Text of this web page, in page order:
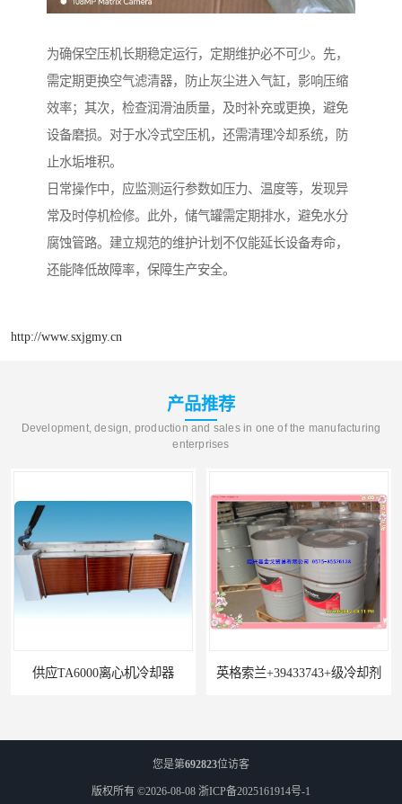
为确保空压机长期稳定运行，定期维护必不可少。先，
需定期更换空气滤清器，防止灰尘进入气缸，影响压缩
效率；其次，检查润滑油质量，及时补充或更换，避免
设备磨损。对于水冷式空压机，还需清理冷却系统，防
止水垢堆积。
日常操作中，应监测运行参数如压力、温度等，发现异
常及时停机检修。此外，储气罐需定期排水，避免水分
腐蚀管路。建立规范的维护计划不仅能延长设备寿命，
还能降低故障率，保障生产安全。
http://www.sxjgmy.cn
产品推荐
Development, design, production and sales in one of the manufacturing
enterprises
供应TA6000离心机冷却器 英格索兰+39433743+级冷却剂
您是第692823位访客
版权所有 ©2026-08-08 浙ICP备2025161914号-1